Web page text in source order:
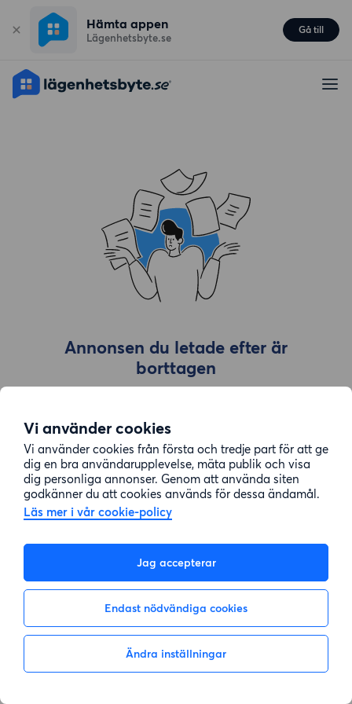
Vi använder cookies
Vi använder cookies från första och tredje part för att ge
dig en bra användarupplevelse, mäta publik och visa
dig personliga annonser. Genom att använda siten
godkänner du att cookies används för dessa ändamål.
Läs mer i vår cookie-policy
Jag accepterar
Endast nödvändiga cookies
Ändra inställningar
Hämta appen
Lägenhetsbyte.se
Gå till
Annonsen du letade efter är
borttagen
Gå till sök